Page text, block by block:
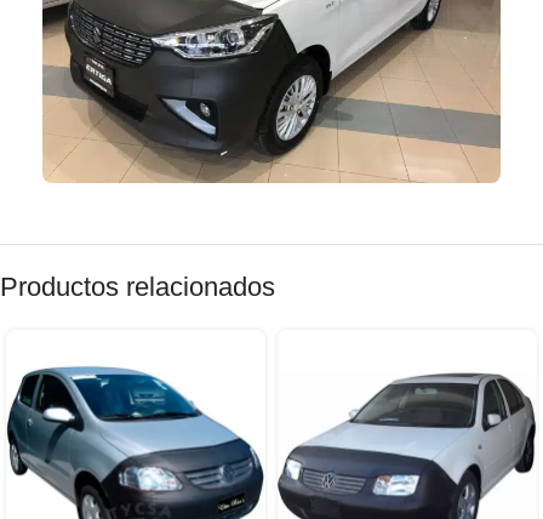
Productos relacionados